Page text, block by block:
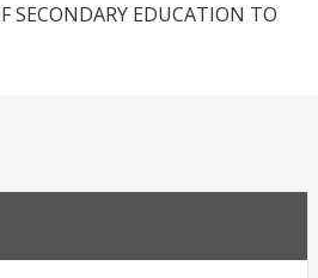
SECONDARY EDUCATION TO